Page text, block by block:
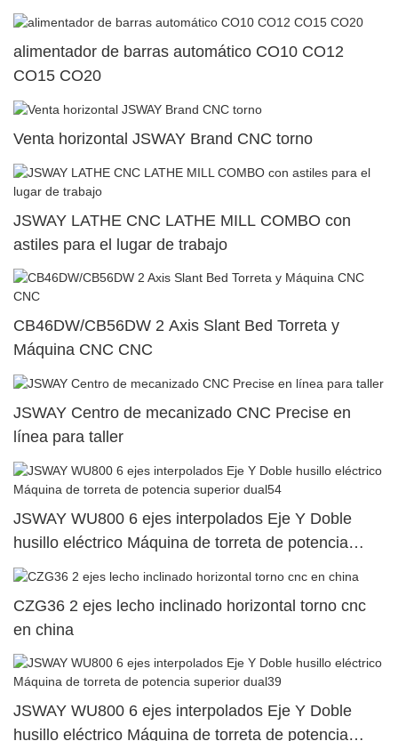
alimentador de barras automático CO10 CO12
CO15 CO20
Venta horizontal JSWAY Brand CNC torno
JSWAY LATHE CNC LATHE MILL COMBO con
astiles para el lugar de trabajo
CB46DW/CB56DW 2 Axis Slant Bed Torreta y
Máquina CNC CNC
JSWAY Centro de mecanizado CNC Precise en
línea para taller
JSWAY WU800 6 ejes interpolados Eje Y Doble
husillo eléctrico Máquina de torreta de potencia
superior dual54
CZG36 2 ejes lecho inclinado horizontal torno cnc
en china
JSWAY WU800 6 ejes interpolados Eje Y Doble
husillo eléctrico Máquina de torreta de potencia